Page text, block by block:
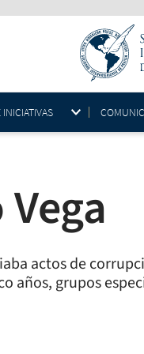
actos de
años, grupos